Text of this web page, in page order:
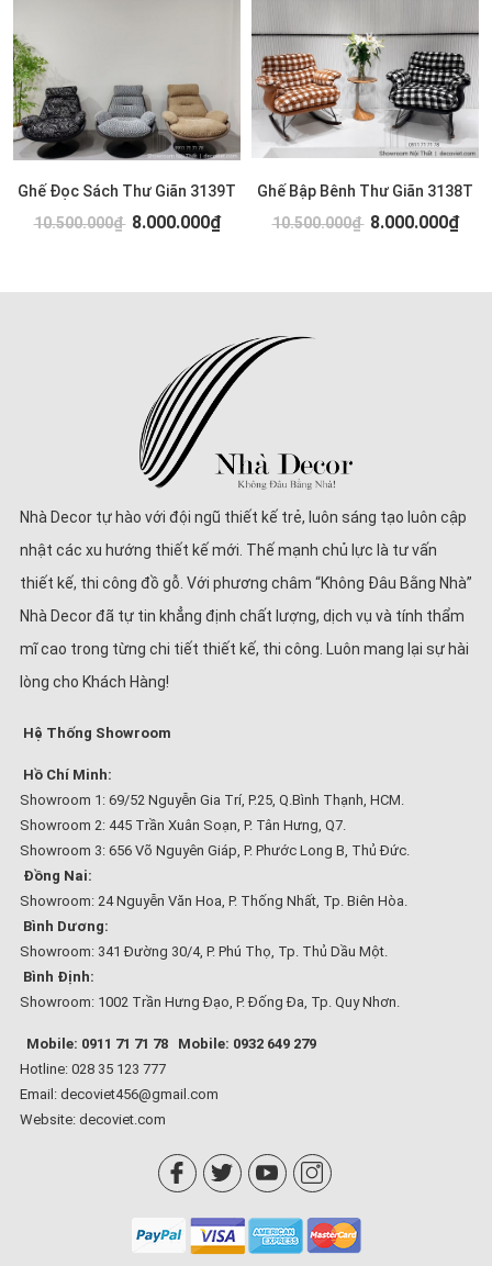
Ghế Đọc Sách Thư Giãn 3139T
10.500.000₫ 8.000.000₫
Ghế Bập Bênh Thư Giãn 3138T
10.500.000₫ 8.000.000₫
Nhà Decor tự hào với đội ngũ thiết kế trẻ, luôn sáng tạo luôn cập
nhật các xu hướng thiết kế mới. Thế mạnh chủ lực là tư vấn
thiết kế, thi công đồ gỗ. Với phương châm “Không Đâu Bằng Nhà”
Nhà Decor đã tự tin khẳng định chất lượng, dịch vụ và tính thẩm
mĩ cao trong từng chi tiết thiết kế, thi công. Luôn mang lại sự hài
lòng cho Khách Hàng!
Hệ Thống Showroom
Hồ Chí Minh:
Showroom 1: 69/52 Nguyễn Gia Trí, P.25, Q.Bình Thạnh, HCM.
Showroom 2: 445 Trần Xuân Soạn, P. Tân Hưng, Q7.
Showroom 3: 656 Võ Nguyên Giáp, P. Phước Long B, Thủ Đức.
Đồng Nai:
Showroom: 24 Nguyễn Văn Hoa, P. Thống Nhất, Tp. Biên Hòa.
Bình Dương:
Showroom: 341 Đường 30/4, P. Phú Thọ, Tp. Thủ Dầu Một.
Bình Định:
Showroom: 1002 Trần Hưng Đạo, P. Đống Đa, Tp. Quy Nhơn.
Mobile: 0911 71 71 78
Mobile: 0932 649 279
Hotline: 028 35 123 777
Email: decoviet456@gmail.com
Website: decoviet.com